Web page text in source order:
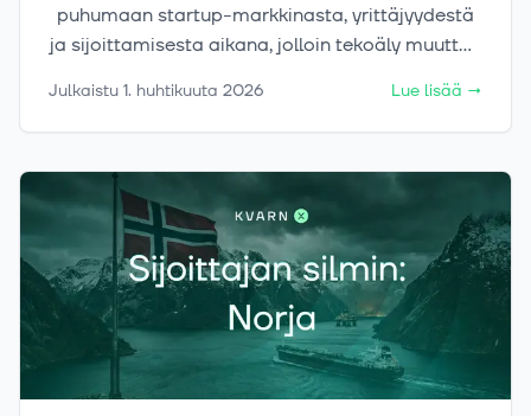
puhumaan startup-markkinasta, yrittäjyydestä
ja sijoittamisesta aikana, jolloin tekoäly muuttaa
omaa taustaa yrittäjänä, Framerin
osaperustajana, businessenkelinä ja
miltä suomalainen startup-kenttä näyttää juuri
nyt. Miten rahoitusmarkkina on muuttunut viime
vuosina? Onko nyt hyvä vai huono hetki perustaa
yritys? Ja miten AI, no-code ja “vibekoodaus”
madaltavat kynnystä rakentaa uusia tuotteita
nopeammin kuin koskaan aiemmin? Tämä jakso
tarjoaa käytännönläheisen ja rehellisen
katsauksen siihen, missä suomalainen startup-
Julkaistu 1. huhtikuuta 2026 Lue lisää →